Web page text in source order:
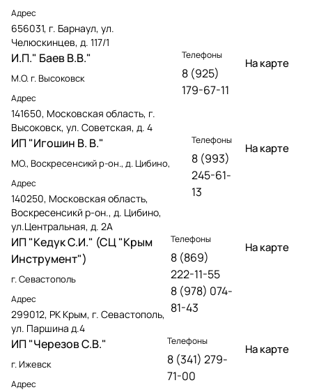
Адрес
656031, г. Барнаул, ул.
Челюскинцев, д. 117/1
И.П." Баев В.В."
М.О. г. Высоковск
Адрес
141650, Московская область, г.
Высоковск, ул. Советская, д. 4
Телефоны
8 (925)
179-67-11
На карте
ИП "Игошин В. В."
МО., Воскресенсикй р-он., д. Цибино,
Адрес
140250, Московская область,
Воскресенсикй р-он., д. Цибино,
ул.Центральная, д. 2А
Телефоны
8 (993)
245-61-
13
На карте
ИП "Кедук С.И." (СЦ "Крым
Инструмент")
г. Севастополь
Адрес
299012, РК Крым, г. Севастополь,
ул. Паршина д.4
Телефоны
8 (869)
222-11-55
8 (978) 074-
81-43
На карте
ИП "Черезов С.В."
г. Ижевск
Адрес
Телефоны
8 (341) 279-
71-00
На карте